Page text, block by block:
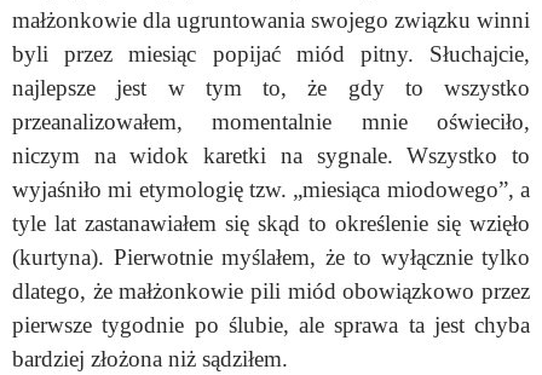
małżonkowie dla ugruntowania swojego związku winni
byli przez miesiąc popijać miód pitny. Słuchajcie,
najlepsze jest w tym to, że gdy to wszystko
przeanalizowałem, momentalnie mnie oświeciło,
niczym na widok karetki na sygnale. Wszystko to
wyjaśniło mi etymologię tzw. „miesiąca miodowego”, a
tyle lat zastanawiałem się skąd to określenie się wzięło
(kurtyna). Pierwotnie myślałem, że to wyłącznie tylko
dlatego, że małżonkowie pili miód obowiązkowo przez
pierwsze tygodnie po ślubie, ale sprawa ta jest chyba
bardziej złożona niż sądziłem.